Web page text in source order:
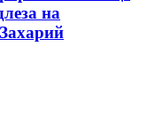
на